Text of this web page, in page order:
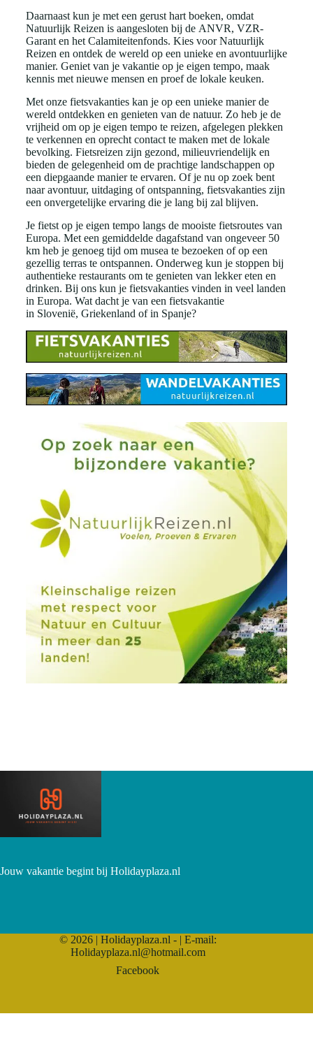
Daarnaast kun je met een gerust hart boeken, omdat
Natuurlijk Reizen is aangesloten bij de ANVR, VZR-
Garant en het Calamiteitenfonds. Kies voor Natuurlijk
Reizen en ontdek de wereld op een unieke en avontuurlijke
manier. Geniet van je vakantie op je eigen tempo, maak
kennis met nieuwe mensen en proef de lokale keuken.
Met onze fietsvakanties kan je op een unieke manier de
wereld ontdekken en genieten van de natuur. Zo heb je de
vrijheid om op je eigen tempo te reizen, afgelegen plekken
te verkennen en oprecht contact te maken met de lokale
bevolking. Fietsreizen zijn gezond, milieuvriendelijk en
bieden de gelegenheid om de prachtige landschappen op
een diepgaande manier te ervaren. Of je nu op zoek bent
naar avontuur, uitdaging of ontspanning, fietsvakanties zijn
een onvergetelijke ervaring die je lang bij zal blijven.
Je fietst op je eigen tempo langs de mooiste fietsroutes van
Europa. Met een gemiddelde dagafstand van ongeveer 50
km heb je genoeg tijd om musea te bezoeken of op een
gezellig terras te ontspannen. Onderweg kun je stoppen bij
authentieke restaurants om te genieten van lekker eten en
drinken. Bij ons kun je fietsvakanties vinden in veel landen
in Europa. Wat dacht je van een fietsvakantie
in Slovenië, Griekenland of in Spanje?
Jouw vakantie begint bij Holidayplaza.nl
© 2026 | Holidayplaza.nl - | E-mail:
Holidayplaza.nl@hotmail.com
Facebook